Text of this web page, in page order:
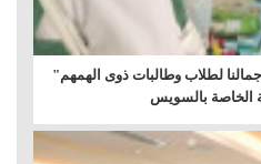
جمالنا لطلاب وطالبات ذوى الهمهم"
الخاصة بالسويس